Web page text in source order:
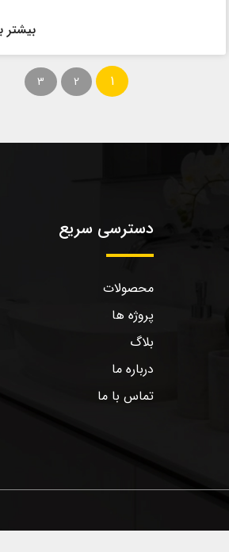
بیشتر
1
2
3
دسترسی سریع
محصولات
پروژه ها
بلاگ
درباره ما
تماس با ما